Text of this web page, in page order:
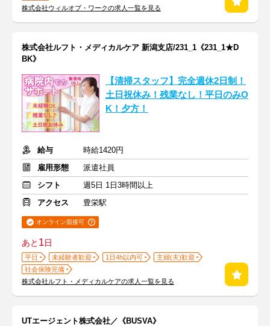
株式会社ウィルオブ・ワークの求人一覧を見る
株式会社ルフト・メディカルケア 新潟支店/231_1《231_1★D
BK》
【清掃スタッフ】完全週休2日制！
土日祝休み！残業なし！平日のみO
K！夕方！
給与
時給1420円
雇用形態
派遣社員
シフト
週5日 1日3時間以上
アクセス
豊栄駅
オンライン面接可
あと 1日
平日 未経験者歓迎 1日4h以内可
主婦(夫)歓迎
社会保険完備
株式会社ルフト・メディカルケアの求人一覧を見る
UTエージェント株式会社／《BUSVA》